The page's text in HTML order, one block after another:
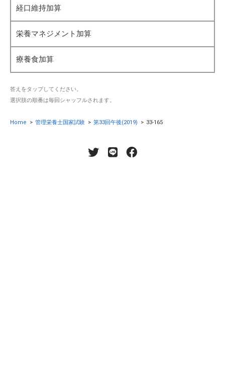
経口維持加算
栄養マネジメント加算
療養食加算
答えをタップしてください。
選択肢の順番は毎回シャッフルされます。
Home > 管理栄養士国家試験 > 第33回午後(2019) > 33-165